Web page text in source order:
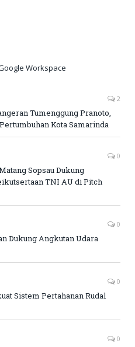
Workspace
2
Tumenggung Pranoto,
Kota Samarinda
0
Sopsau Dukung
TNI AU di Pitch
0
Dukung Angkutan Udara
0
Sistem Pertahanan Rudal
0